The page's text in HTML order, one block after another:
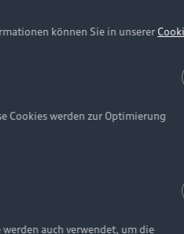
Digital Services Act
können Sie in unserer
Cookies werden zur Optimierung
auch verwendet, um die